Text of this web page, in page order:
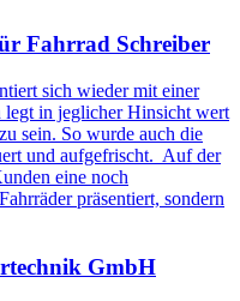
Fahrrad Schreiber
sich wieder mit einer
legt in jeglicher Hinsicht wert
sein. So wurde auch die
und aufgefrischt. Auf der
eine noch
präsentiert, sondern
GmbH